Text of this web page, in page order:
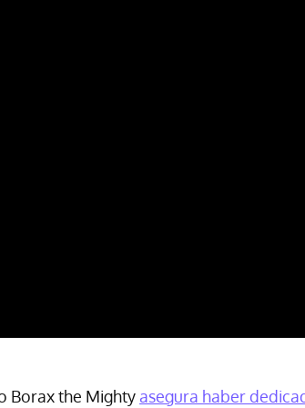
Borax the Mighty asegura haber